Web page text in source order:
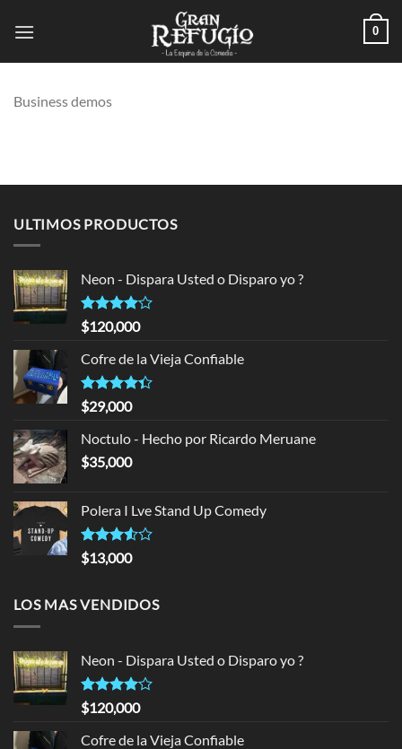
0
Business demos
ULTIMOS PRODUCTOS
Neon - Dispara Usted o Disparo yo ?
Rated
4.00
out
of 5
$120,000
Cofre de la Vieja Confiable
Rated
4.33 out
of 5
$29,000
Noctulo - Hecho por Ricardo Meruane
$35,000
Polera I Lve Stand Up Comedy
Rated
3.50 out
$13,000
LOS MAS VENDIDOS
Neon - Dispara Usted o Disparo yo ?
Rated
4.00
out
of 5
$120,000
Cofre de la Vieja Confiable